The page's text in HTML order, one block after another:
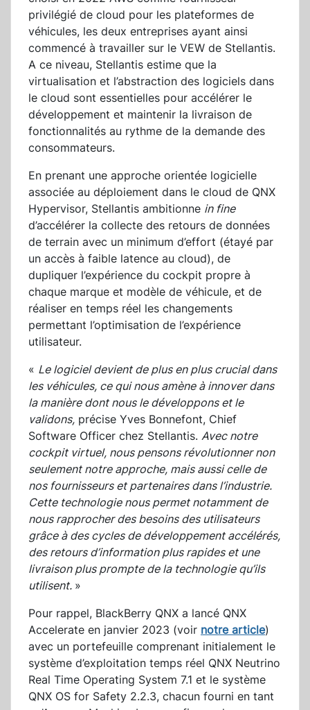
privilégié de cloud pour les plateformes de
véhicules, les deux entreprises ayant ainsi
commencé à travailler sur le VEW de Stellantis.
A ce niveau, Stellantis estime que la
virtualisation et l’abstraction des logiciels dans
le cloud sont essentielles pour accélérer le
développement et maintenir la livraison de
fonctionnalités au rythme de la demande des
consommateurs.
En prenant une approche orientée logicielle
associée au déploiement dans le cloud de QNX
Hypervisor, Stellantis ambitionne in fine
d’accélérer la collecte des retours de données
de terrain avec un minimum d’effort (étayé par
un accès à faible latence au cloud), de
dupliquer l’expérience du cockpit propre à
chaque marque et modèle de véhicule, et de
réaliser en temps réel les changements
permettant l’optimisation de l’expérience
utilisateur.
« Le logiciel devient de plus en plus crucial dans
les véhicules, ce qui nous amène à innover dans
la manière dont nous le développons et le
validons, précise Yves Bonnefont, Chief
Software Officer chez Stellantis. Avec notre
cockpit virtuel, nous pensons révolutionner non
seulement notre approche, mais aussi celle de
nos fournisseurs et partenaires dans l’industrie.
Cette technologie nous permet notamment de
nous rapprocher des besoins des utilisateurs
grâce à des cycles de développement accélérés,
des retours d’information plus rapides et une
livraison plus prompte de la technologie qu’ils
utilisent. »
Pour rappel, BlackBerry QNX a lancé QNX
Accelerate en janvier 2023 (voir notre article)
avec un portefeuille comprenant initialement le
système d’exploitation temps réel QNX Neutrino
Real Time Operating System 7.1 et le système
QNX OS for Safety 2.2.3, chacun fourni en tant